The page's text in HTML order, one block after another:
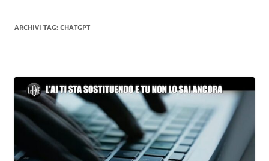
ARCHIVI TAG: CHATGPT